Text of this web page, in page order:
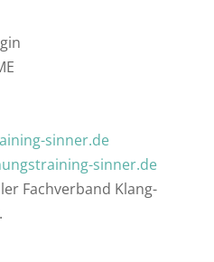
sinner.de
sinner.de
Fachverband Klang-